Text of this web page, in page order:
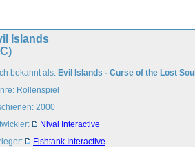
Islands
bekannt als: Evil Islands - Curse of the Lost Soul
Rollenspiel
2000
Nival Interactive
Fishtank Interactive